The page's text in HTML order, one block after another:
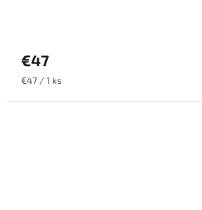
€47
Jednotková
€47 / 1 ks